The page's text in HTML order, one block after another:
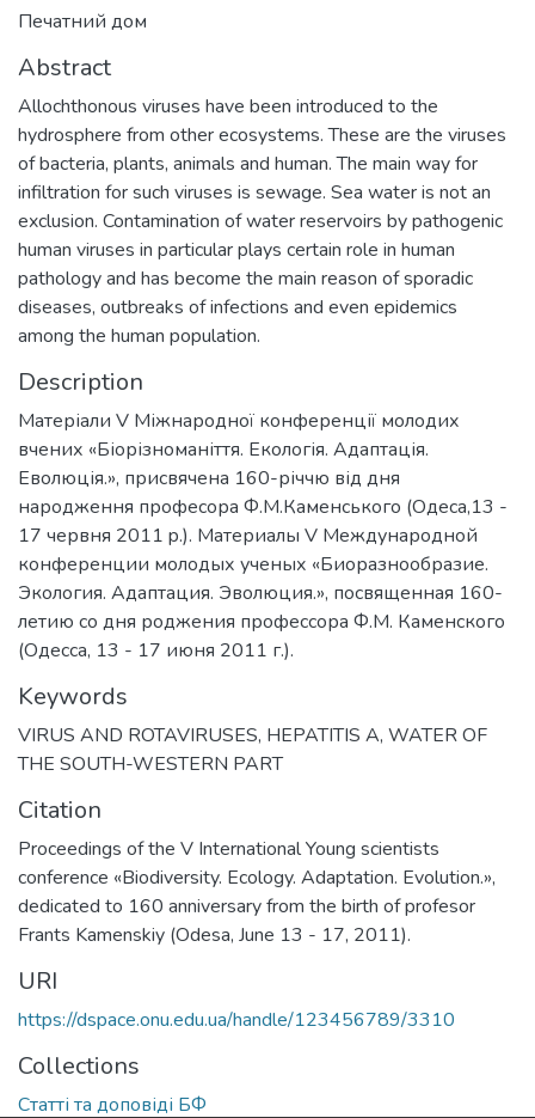
Печатний дом
Abstract
Allochthonous viruses have been introduced to the
hydrosphere from other ecosystems. These are the viruses
of bacteria, plants, animals and human. The main way for
infiltration for such viruses is sewage. Sea water is not an
exclusion. Contamination of water reservoirs by pathogenic
human viruses in particular plays certain role in human
pathology and has become the main reason of sporadic
diseases, outbreaks of infections and even epidemics
among the human population.
Description
Матеріали V Міжнародної конференції молодих
вчених «Біорізноманіття. Екологія. Адаптація.
Еволюція.», присвячена 160-річчю від дня
народження професора Ф.М.Каменського (Одеса,13 -
17 червня 2011 p.). Материалы V Международной
конференции молодых ученых «Биоразнообразие.
Экология. Адаптация. Эволюция.», посвященная 160-
летию со дня роджения профессора Ф.М. Каменского
(Одесса, 13 - 17 июня 2011 г.).
Keywords
VIRUS AND ROTAVIRUSES, HEPATITIS A, WATER OF
THE SOUTH-WESTERN PART
Citation
Proceedings of the V International Young scientists
conference «Biodiversity. Ecology. Adaptation. Evolution.»,
dedicated to 160 anniversary from the birth of profesor
Frants Kamenskiy (Odesa, June 13 - 17, 2011).
URI
https://dspace.onu.edu.ua/handle/123456789/3310
Collections
Статті та доповіді БФ